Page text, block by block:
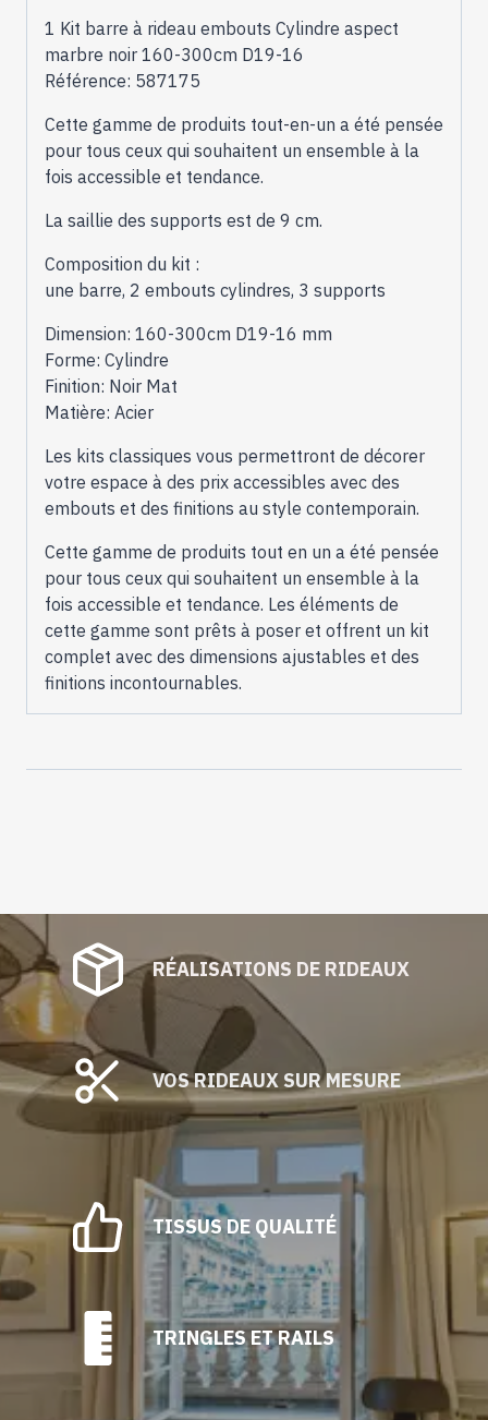
1 Kit barre à rideau embouts Cylindre aspect
marbre noir 160-300cm D19-16
Référence: 587175
Cette gamme de produits tout-en-un a été pensée
pour tous ceux qui souhaitent un ensemble à la
fois accessible et tendance.
La saillie des supports est de 9 cm.
Composition du kit :
une barre, 2 embouts cylindres, 3 supports
Dimension: 160-300cm D19-16 mm
Forme: Cylindre
Finition: Noir Mat
Matière: Acier
Les kits classiques vous permettront de décorer
votre espace à des prix accessibles avec des
embouts et des finitions au style contemporain.
Cette gamme de produits tout en un a été pensée
pour tous ceux qui souhaitent un ensemble à la
fois accessible et tendance. Les éléments de
cette gamme sont prêts à poser et offrent un kit
complet avec des dimensions ajustables et des
finitions incontournables.
RÉALISATIONS DE RIDEAUX
VOS RIDEAUX SUR MESURE
TISSUS DE QUALITÉ
TRINGLES ET RAILS